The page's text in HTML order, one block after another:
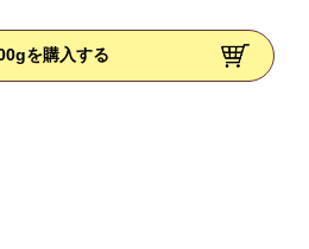
を購入する